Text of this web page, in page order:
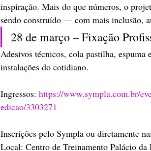
inspiração. Mais do que números, o
sendo construído — com mais inclusão,
28 de março – Fixação
Adesivos técnicos, cola pastilha, espuma
instalações do cotidiano.
Ingressos: https://www.sympla.com.br/
edicao/3303271
Inscrições pelo Sympla ou diretamente
Local: Centro de Treinamento Palácio